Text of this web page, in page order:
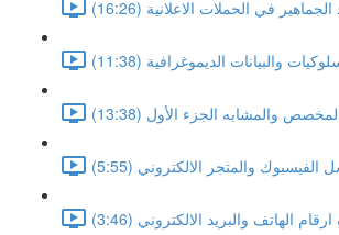
في الحملات الاعلانية (16:26)
والبيانات الديموغرافية (11:38)
والمشابه الجزء الأول (13:38)
والمتجر الالكتروني (5:55)
الهاتف والبريد الالكتروني (3:46)